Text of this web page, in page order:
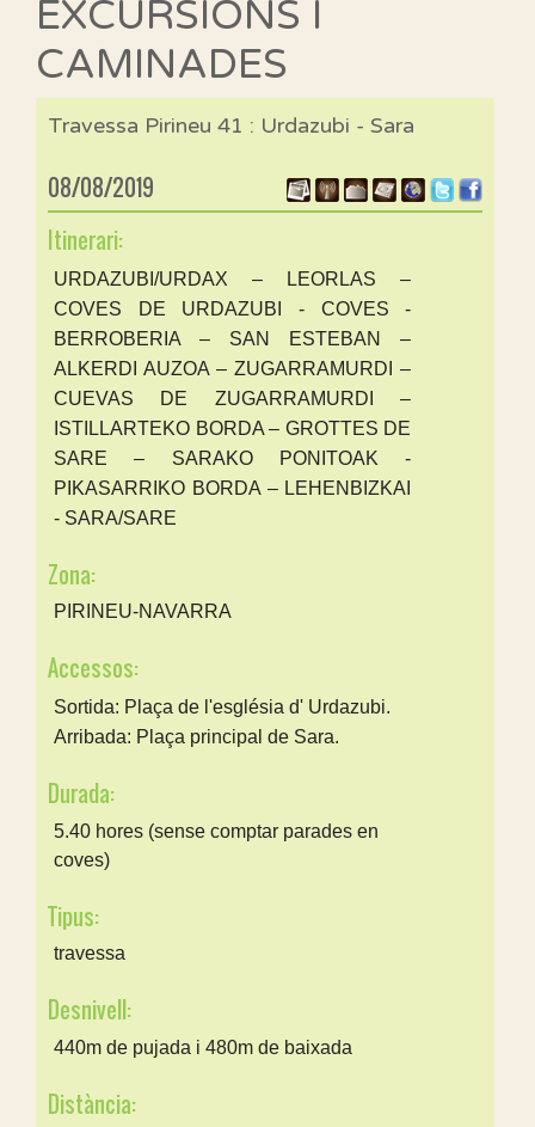
EXCURSIONS I
CAMINADES
Travessa Pirineu 41 : Urdazubi - Sara
08/08/2019
Itinerari:
URDAZUBI/URDAX – LEORLAS –
COVES DE URDAZUBI - COVES -
BERROBERIA – SAN ESTEBAN –
ALKERDI AUZOA – ZUGARRAMURDI –
CUEVAS DE ZUGARRAMURDI –
ISTILLARTEKO BORDA – GROTTES DE
SARE – SARAKO PONITOAK -
PIKASARRIKO BORDA – LEHENBIZKAI
- SARA/SARE
Zona:
PIRINEU-NAVARRA
Accessos:
Sortida: Plaça de l'església d' Urdazubi.
Arribada: Plaça principal de Sara.
Durada:
5.40 hores (sense comptar parades en
coves)
Tipus:
travessa
Desnivell:
440m de pujada i 480m de baixada
Distància: